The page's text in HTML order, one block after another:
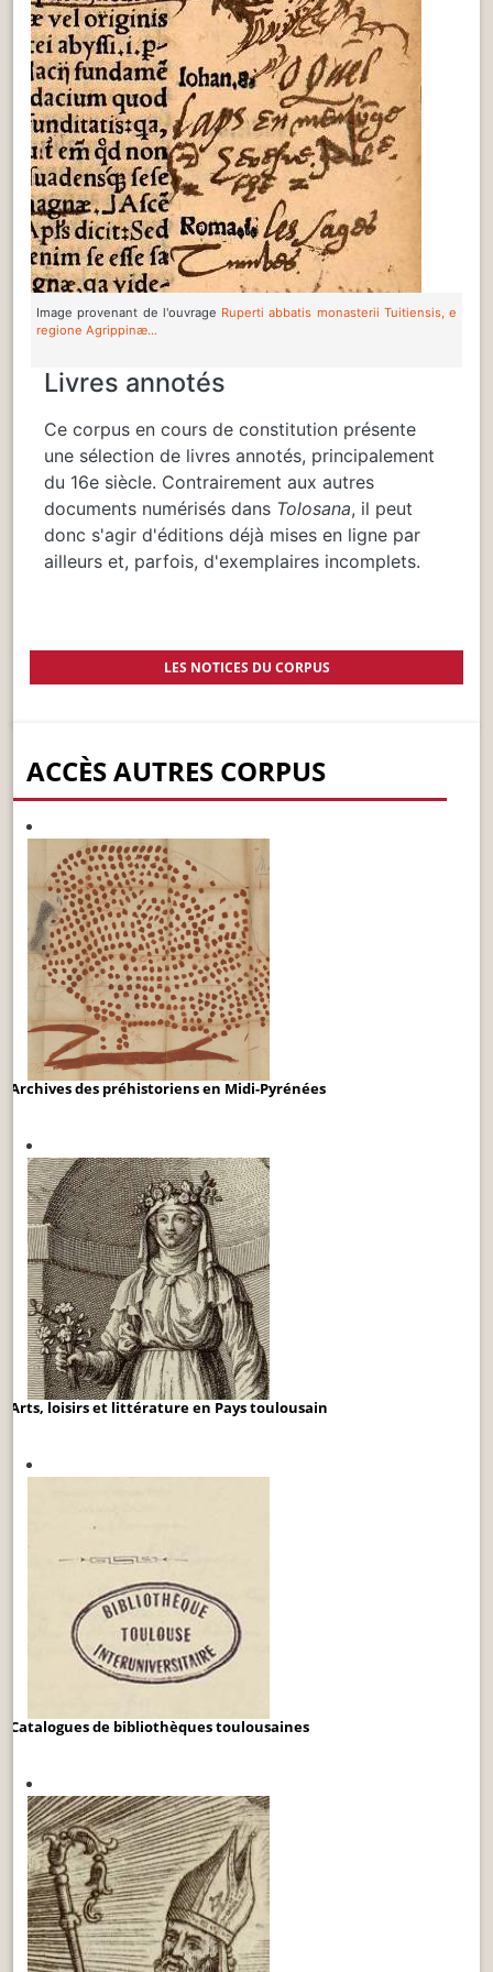
Image provenant de l'ouvrage Ruperti abbatis monasterii Tuitiensis, e
regione Agrippinæ...
Livres annotés
Ce corpus en cours de constitution présente
une sélection de livres annotés, principalement
du 16e siècle. Contrairement aux autres
documents numérisés dans Tolosana, il peut
donc s'agir d'éditions déjà mises en ligne par
ailleurs et, parfois, d'exemplaires incomplets.
LES NOTICES DU CORPUS
ACCÈS AUTRES CORPUS
Archives des préhistoriens en Midi-Pyrénées
Arts, loisirs et littérature en Pays toulousain
Catalogues de bibliothèques toulousaines